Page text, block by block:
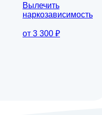
Вылечить
наркозависимость
от 3 300 ₽